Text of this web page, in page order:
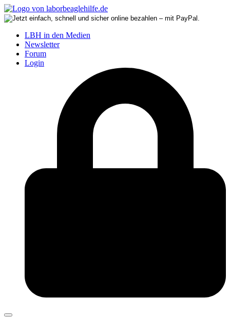
LBH in den Medien
Newsletter
Forum
Login